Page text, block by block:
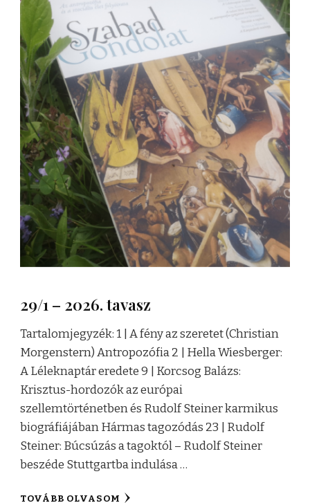
29/1 – 2026. tavasz
Tartalomjegyzék: 1 | A fény az szeretet (Christian
Morgenstern) Antropozófia 2 | Hella Wiesberger:
A Léleknaptár eredete 9 | Korcsog Balázs:
Krisztus-hordozók az európai
szellemtörténetben és Rudolf Steiner karmikus
biográfiájában Hármas tagozódás 23 | Rudolf
Steiner: Búcsúzás a tagoktól – Rudolf Steiner
beszéde Stuttgartba indulása …
TOVÁBB OLVASOM